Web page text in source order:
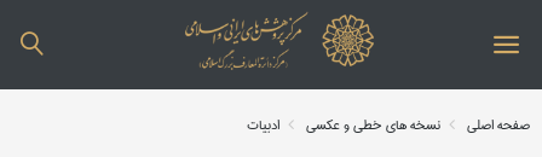
صفحه اصلی نسخه های خطی و عکسی ادبیات